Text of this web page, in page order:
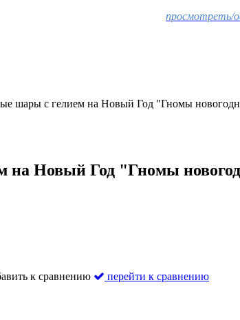
просмотреть/
шары с гелием на Новый Год "Гномы
на Новый Год "Гномы
к сравнению перейти к сравнению